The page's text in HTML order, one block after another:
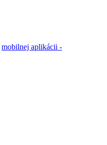
mobilnej aplikácii -